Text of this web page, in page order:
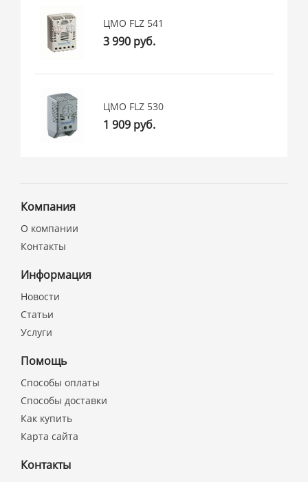
ЦМО FLZ 541
3 990 руб.
ЦМО FLZ 530
1 909 руб.
Компания
О компании
Контакты
Информация
Новости
Статьи
Услуги
Помощь
Способы оплаты
Способы доставки
Как купить
Карта сайта
Контакты